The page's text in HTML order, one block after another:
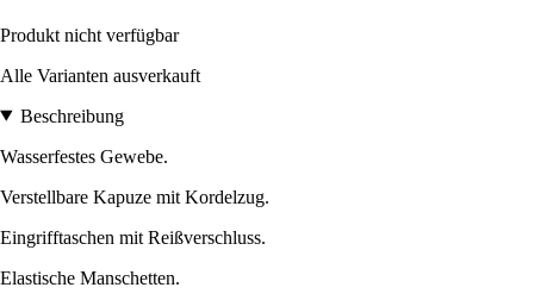
Produkt nicht verfügbar
Alle Varianten ausverkauft
Beschreibung
Wasserfestes Gewebe.
Verstellbare Kapuze mit Kordelzug.
Eingrifftaschen mit Reißverschluss.
Elastische Manschetten.